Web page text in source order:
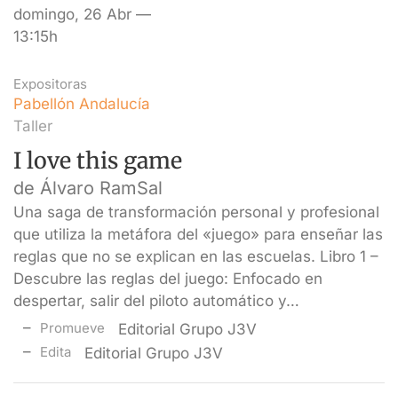
domingo, 26 Abr —
13:15h
Expositoras
Pabellón Andalucía
Taller
I love this game
de Álvaro RamSal
Una saga de transformación personal y profesional
que utiliza la metáfora del «juego» para enseñar las
reglas que no se explican en las escuelas. Libro 1 –
Descubre las reglas del juego: Enfocado en
despertar, salir del piloto automático y…
Promueve Editorial Grupo J3V
Edita Editorial Grupo J3V